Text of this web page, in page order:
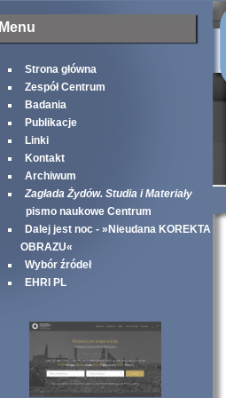
Menu
Strona główna
Zespół Centrum
Badania
Publikacje
Linki
Kontakt
Archiwum
Zagłada Żydów. Studia i Materiały
pismo naukowe Centrum
Dalej jest noc - »Nieudana KOREKTA
OBRAZU«
Wybór źródeł
EHRI PL